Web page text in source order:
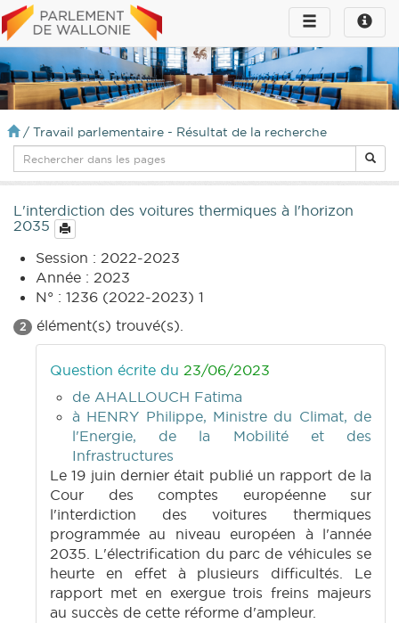
Toggle
infos
Toggle
navigation
/ Travail parlementaire - Résultat de la recherche
L'interdiction des voitures thermiques à l'horizon
2035
Session : 2022-2023
Année : 2023
N° : 1236 (2022-2023) 1
2 élément(s) trouvé(s).
Question écrite du 23/06/2023
de AHALLOUCH Fatima
à HENRY Philippe, Ministre du Climat, de
l'Energie, de la Mobilité et des
Infrastructures
Le 19 juin dernier était publié un rapport de la
Cour des comptes européenne sur
l'interdiction des voitures thermiques
programmée au niveau européen à l'année
2035. L'électrification du parc de véhicules se
heurte en effet à plusieurs difficultés. Le
rapport met en exergue trois freins majeurs
au succès de cette réforme d'ampleur.